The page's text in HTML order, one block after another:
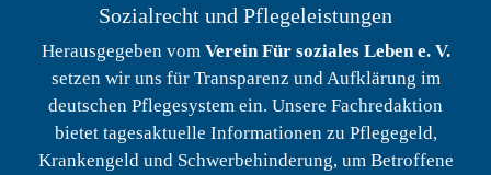
Sozialrecht und Pflegeleistungen
Herausgegeben vom Verein Für soziales Leben e. V.
setzen wir uns für Transparenz und Aufklärung im
deutschen Pflegesystem ein. Unsere Fachredaktion
bietet tagesaktuelle Informationen zu Pflegegeld,
Krankengeld und Schwerbehinderung, um Betroffene